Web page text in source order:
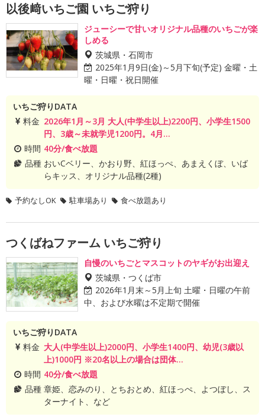
以後﨑いちご園 いちご狩り
ジューシーで甘いオリジナル品種のいちごが楽
しめる
茨城県・石岡市
2025年1月9日(金)～5月下旬(予定) 金曜・土
曜・日曜・祝日開催
いちご狩りDATA
料金 2026年1月～3月 大人(中学生以上)2200円、小学生1500
円、3歳～未就学児1200円。4月...
時間 40分/食べ放題
品種 おいCベリー、かおり野、紅ほっぺ、あまえくぼ、いば
らキッス、オリジナル品種(2種)
予約なしOK 駐車場あり 食べ放題あり
つくばねファーム いちご狩り
自慢のいちごとマスコットのヤギがお出迎え
茨城県・つくば市
2026年1月末～5月上旬 土曜・日曜の午前
中、および水曜は不定期で開催
いちご狩りDATA
料金 大人(中学生以上)2000円、小学生1400円、幼児(3歳以
上)1000円 ※20名以上の場合は団体...
時間 40分/食べ放題
品種 章姫、恋みのり、とちおとめ、紅ほっぺ、よつぼし、ス
ターナイト、など